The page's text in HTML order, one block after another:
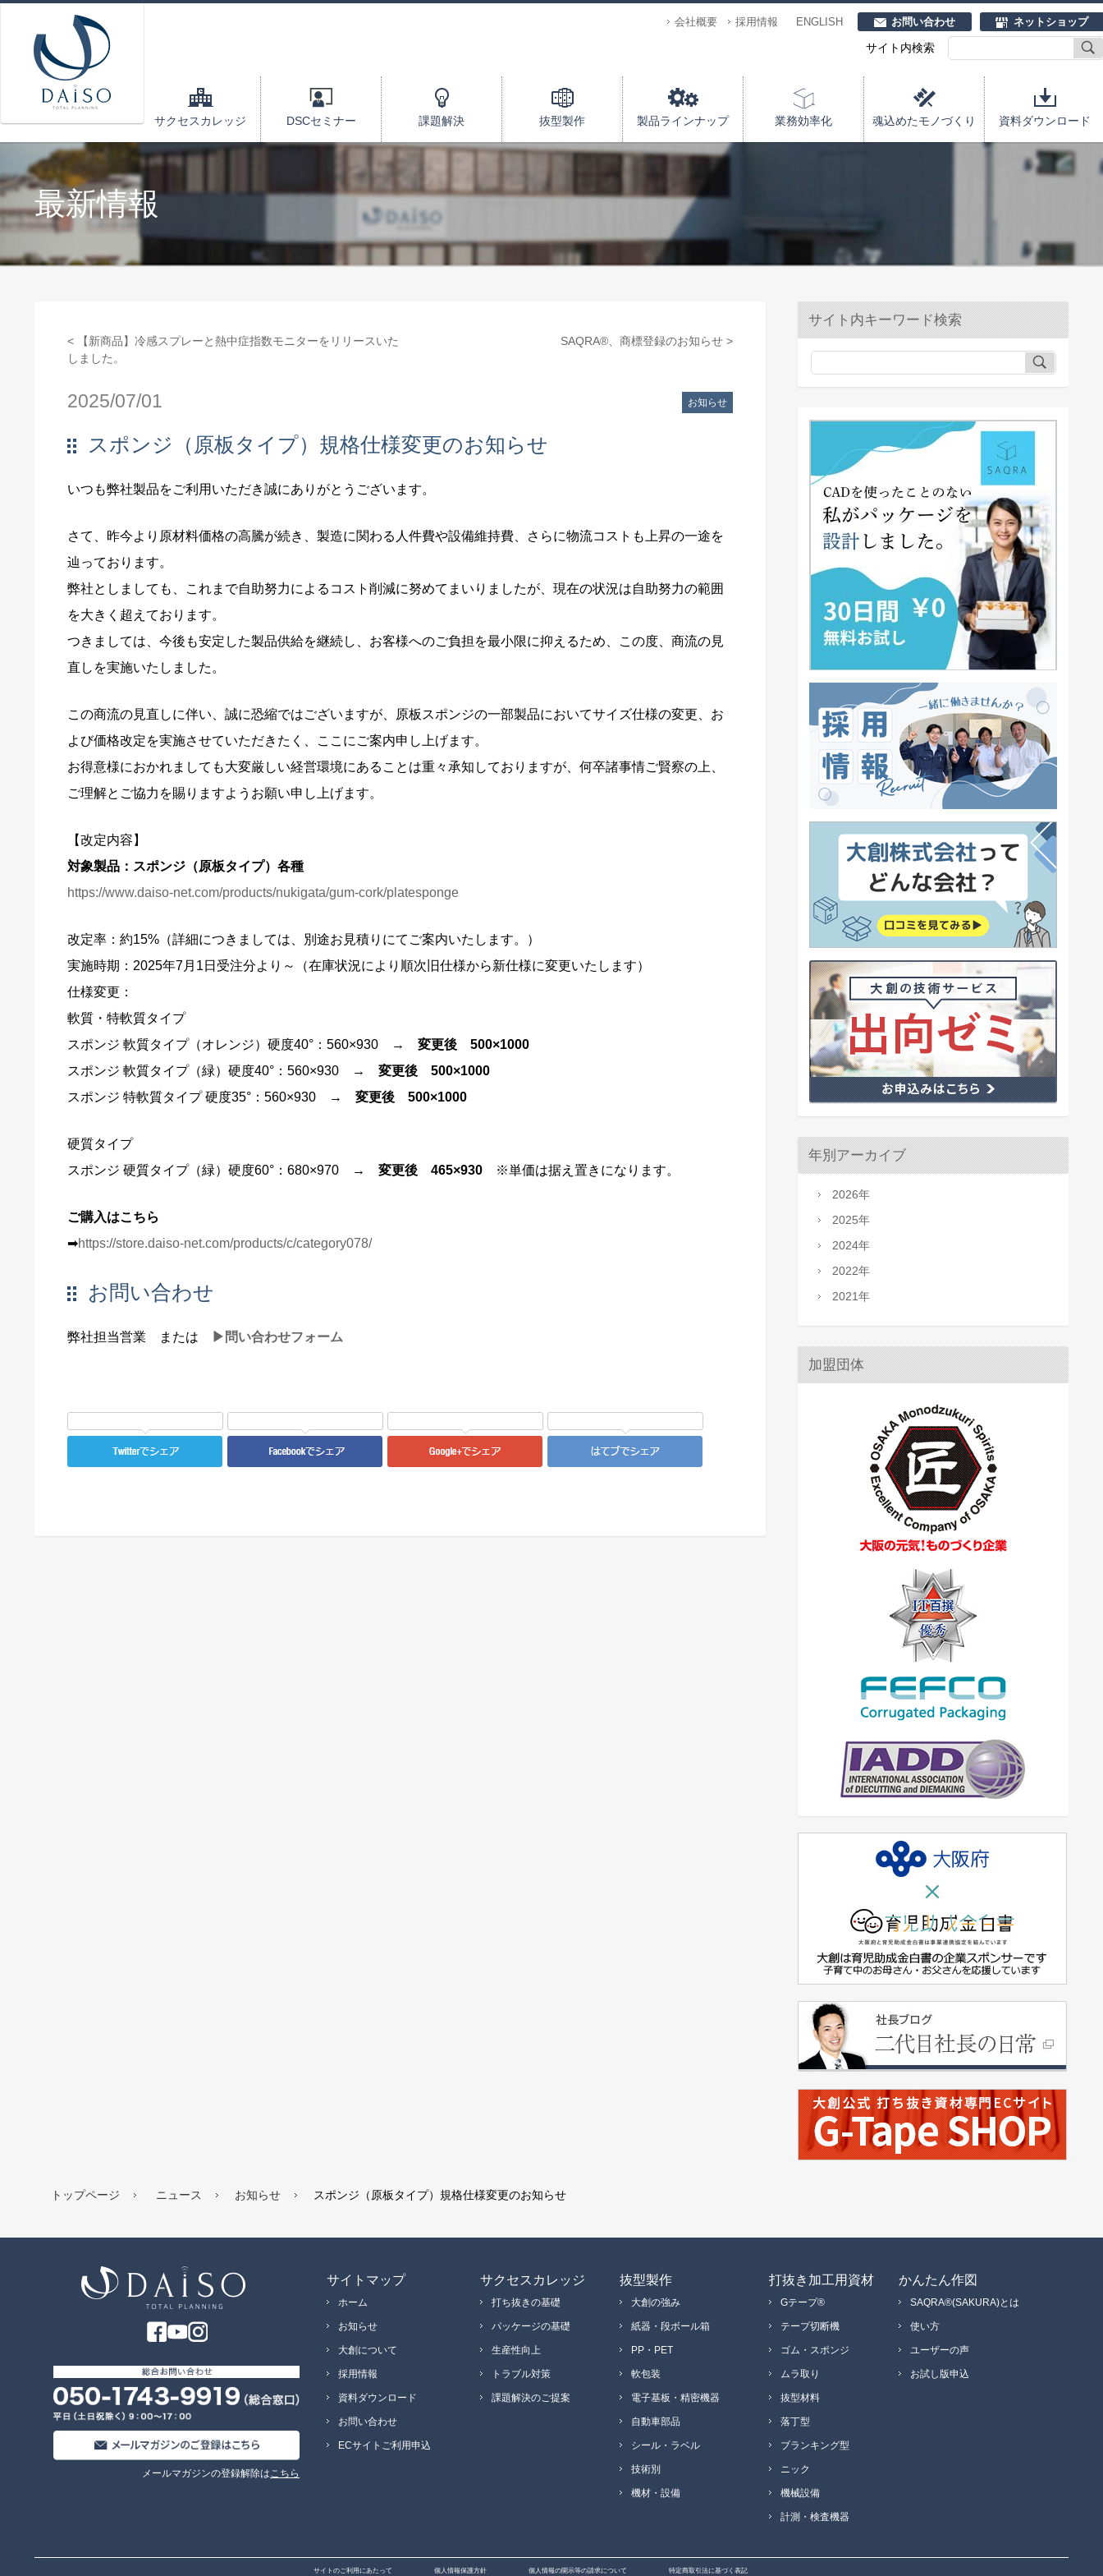
お問い合わせ ネットショップ
会社概要 採用情報 ENGLISH
サイト内検索
サクセスカレッジ DSCセミナー 課題解決 抜型製作 製品ラインナップ 業務効率化 魂込めたモノづくり 資料ダウンロード
最新情報
< 【新商品】冷感スプレーと熱中症指数モニターをリリースいた
しました。
SAQRA®、商標登録のお知らせ >
2025/07/01 お知らせ
スポンジ（原板タイプ）規格仕様変更のお知らせ
いつも弊社製品をご利用いただき誠にありがとうございます。
さて、昨今より原材料価格の高騰が続き、製造に関わる人件費や設備維持費、さらに物流コストも上昇の一途を
辿っております。
弊社としましても、これまで自助努力によるコスト削減に努めてまいりましたが、現在の状況は自助努力の範囲
を大きく超えております。
つきましては、今後も安定した製品供給を継続し、お客様へのご負担を最小限に抑えるため、この度、商流の見
直しを実施いたしました。
この商流の見直しに伴い、誠に恐縮ではございますが、原板スポンジの一部製品においてサイズ仕様の変更、お
よび価格改定を実施させていただきたく、ここにご案内申し上げます。
お得意様におかれましても大変厳しい経営環境にあることは重々承知しておりますが、何卒諸事情ご賢察の上、
ご理解とご協力を賜りますようお願い申し上げます。
【改定内容】
対象製品：スポンジ（原板タイプ）各種
https://www.daiso-net.com/products/nukigata/gum-cork/platesponge
改定率：約15%（詳細につきましては、別途お見積りにてご案内いたします。）
実施時期：2025年7月1日受注分より～（在庫状況により順次旧仕様から新仕様に変更いたします）
仕様変更：
軟質・特軟質タイプ
スポンジ 軟質タイプ（オレンジ）硬度40°：560×930 →
変更後 500×1000
スポンジ 軟質タイプ（緑）硬度40°：560×930 → 変更後 500×1000
スポンジ 特軟質タイプ 硬度35°：560×930 → 変更後 500×1000
硬質タイプ
スポンジ 硬質タイプ（緑）硬度60°：680×970 → 変更後 465×930 ※単価は据え置きになります。
ご購入はこちら
➡https://store.daiso-net.com/products/c/category078/
お問い合わせ
弊社担当営業 または ▶問い合わせフォーム
サイト内キーワード検索
年別アーカイブ
2026年
2025年
2024年
2022年
2021年
加盟団体
トップページ ニュース お知らせ スポンジ（原板タイプ）規格仕様変更のお知らせ
メールマガジンの登録解除は こちら
サイトマップ
ホーム
お知らせ
大創について
採用情報
資料ダウンロード
お問い合わせ
ECサイトご利用申込
サクセスカレッジ
打ち抜きの基礎
パッケージの基礎
生産性向上
トラブル対策
課題解決のご提案
抜型製作
大創の強み
紙器・段ボール箱
PP・PET
軟包装
電子基板・精密機器
自動車部品
シール・ラベル
技術別
機材・設備
打抜き加工用資材
Gテープ®
テープ切断機
ゴム・スポンジ
ムラ取り
抜型材料
落丁型
ブランキング型
ニック
機械設備
計測・検査機器
かんたん作図
SAQRA®(SAKURA)とは
使い方
ユーザーの声
お試し版申込
サイトのご利用にあたって 個人情報保護方針 個人情報の開示等の請求について 特定商取引法に基づく表記